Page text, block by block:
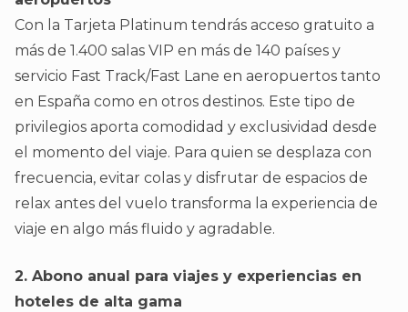
Con la Tarjeta Platinum tendrás acceso gratuito a
más de 1.400 salas VIP en más de 140 países y
servicio Fast Track/Fast Lane en aeropuertos tanto
en España como en otros destinos. Este tipo de
privilegios aporta comodidad y exclusividad desde
el momento del viaje. Para quien se desplaza con
frecuencia, evitar colas y disfrutar de espacios de
relax antes del vuelo transforma la experiencia de
viaje en algo más fluido y agradable.
2. Abono anual para viajes y experiencias en
hoteles de alta gama